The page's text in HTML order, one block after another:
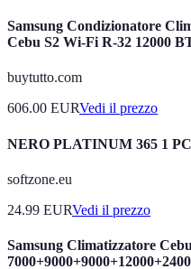
Samsung Condizionatore
Cebu S2 Wi-Fi R-32 12000
buytutto.com
606.00 EURVedi il prezzo
NERO PLATINUM 365 1
softzone.eu
24.99 EURVedi il prezzo
Samsung Climatizzatore